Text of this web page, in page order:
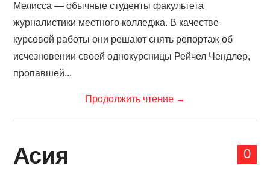
Мелисса — обычные студенты факультета
журналистики местного колледжа. В качестве
курсовой работы они решают снять репортаж об
исчезновении своей однокурсницы Рейчел Чендлер,
пропавшей...
Продолжить чтение →
0
Асия